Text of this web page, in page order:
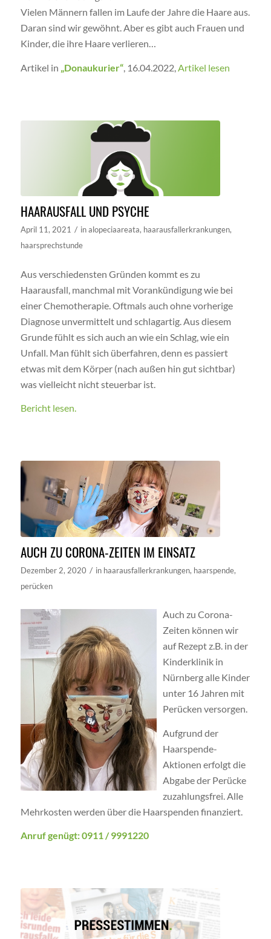
Vielen Männern fallen im Laufe der Jahre die Haare aus.
Daran sind wir gewöhnt. Aber es gibt auch Frauen und
Kinder, die ihre Haare verlieren…
Artikel in „Donaukurier“, 16.04.2022,Artikel lesen
HAARAUSFALL UND PSYCHE
April 11, 2021 / inalopeciaareata, haarausfallerkrankungen,
haarsprechstunde
Aus verschiedensten Gründen kommt es zu
Haarausfall, manchmal mit Vorankündigung wie bei
einer Chemotherapie. Oftmals auch ohne vorherige
Diagnose unvermittelt und schlagartig. Aus diesem
Grunde fühlt es sich auch an wie ein Schlag, wie ein
Unfall. Man fühlt sich überfahren, denn es passiert
etwas mit dem Körper (nach außen hin gut sichtbar)
was vielleicht nicht steuerbar ist.
Bericht lesen.
AUCH ZU CORONA-ZEITEN IM EINSATZ
Dezember 2, 2020 / in haarausfallerkrankungen, haarspende,
perücken
Auch zu Corona-
Zeiten können wir
auf Rezept z.B. in der
Kinderklinik in
Nürnberg alle Kinder
unter 16 Jahren mit
Perücken versorgen.
Aufgrund der
Haarspende-
Aktionen erfolgt die
Abgabe der Perücke
zuzahlungsfrei. Alle
Mehrkosten werden über die Haarspenden finanziert.
Anruf genügt: 0911 / 9991220